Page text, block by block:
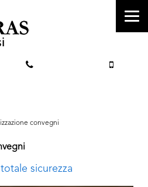
convegni
sicurezza